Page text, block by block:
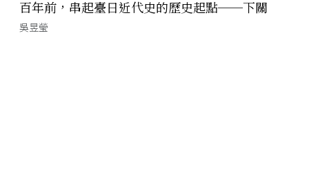
百年前，串起臺日近代史的歷史起點──下關
吳昱瑩